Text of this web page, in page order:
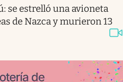
se estrelló una avioneta
de Nazca y murieron 13